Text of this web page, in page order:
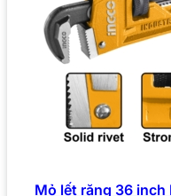
Mỏ lết răng 36